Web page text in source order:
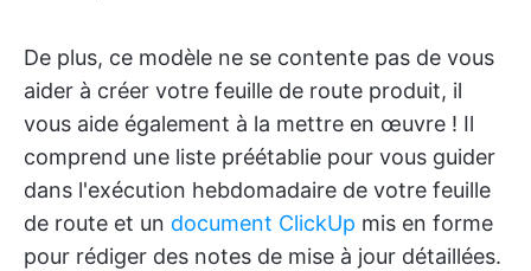
De plus, ce modèle ne se contente pas de vous
aider à créer votre feuille de route produit, il
vous aide également à la mettre en œuvre ! Il
comprend une liste préétablie pour vous guider
dans l'exécution hebdomadaire de votre feuille
de route et un document ClickUp mis en forme
pour rédiger des notes de mise à jour détaillées.